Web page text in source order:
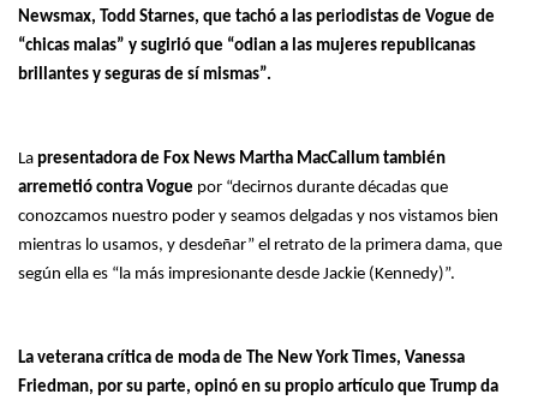
Newsmax, Todd Starnes, que tachó a las periodistas de Vogue de
“chicas malas” y sugirió que “odian a las mujeres republicanas
brillantes y seguras de sí mismas”.
La presentadora de Fox News Martha MacCallum también
arremetió contra Vogue por “decirnos durante décadas que
conozcamos nuestro poder y seamos delgadas y nos vistamos bien
mientras lo usamos, y desdeñar” el retrato de la primera dama, que
según ella es “la más impresionante desde Jackie (Kennedy)”.
La veterana crítica de moda de The New York Times, Vanessa
Friedman, por su parte, opinó en su propio artículo que Trump da